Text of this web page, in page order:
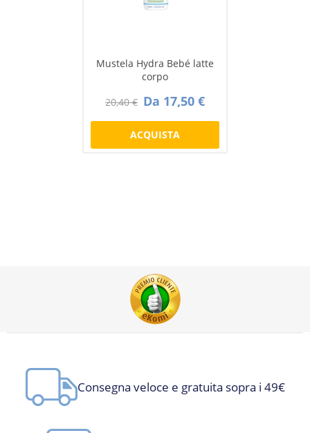
Mustela Hydra Bebé latte
corpo
20,40 € Da 17,50 €
ACQUISTA
Consegna veloce e gratuita sopra i 49€